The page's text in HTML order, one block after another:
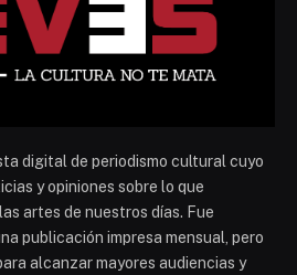
digital de periodismo cultural cuyo
y opiniones sobre lo que
artes de nuestros días. Fue
publicación impresa mensual, pero
alcanzar mayores audiencias y